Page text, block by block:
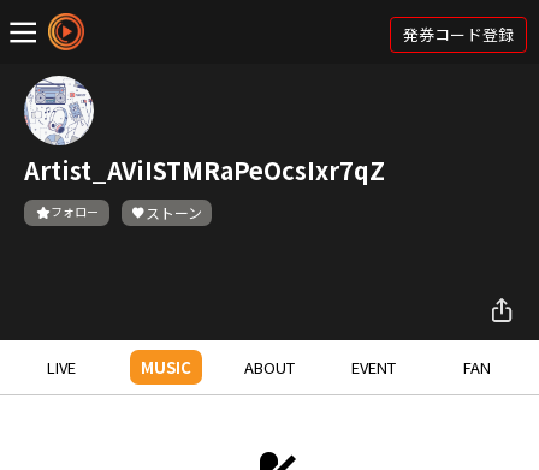
発券コード登録
Artist_AViISTMRaPeOcsIxr7qZ
フォロー ストーン
LIVE MUSIC ABOUT EVENT FAN